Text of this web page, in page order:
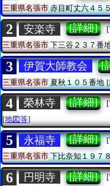
三重県名張市赤目町丈六４５
2 安楽寺 [詳細]
[
三重県名張市下三谷２３７番
3 伊賀大師教会 [
三重県名張市夏秋１０５番地 [
4 榮林寺 [詳細] [
[地図等]
5 永福寺 [詳細]
[
三重県名張市下比奈知１９７
6 円明寺 [詳細]
[